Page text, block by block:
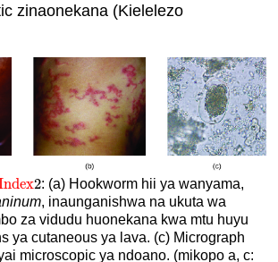
zinaonekana (Kielelezo
2
2: (a) Hookworm hii ya wanyama,
, inaunganishwa na ukuta wa
za vidudu huonekana kwa mtu huyu
ya cutaneous ya lava. (c) Micrograph
microscopic ya ndoano. (mikopo a, c: